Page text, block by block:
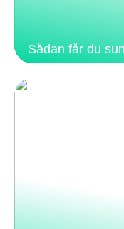
Sådan får du